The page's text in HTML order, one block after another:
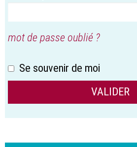
mot de passe oublié ?
Se souvenir de moi